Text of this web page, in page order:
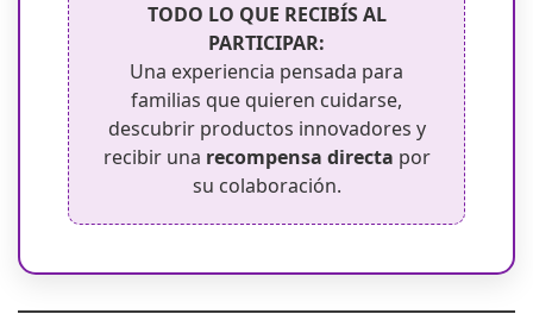
TODO LO QUE RECIBÍS AL
PARTICIPAR:
Una experiencia pensada para
familias que quieren cuidarse,
descubrir productos innovadores y
recibir una recompensa directa por
su colaboración.